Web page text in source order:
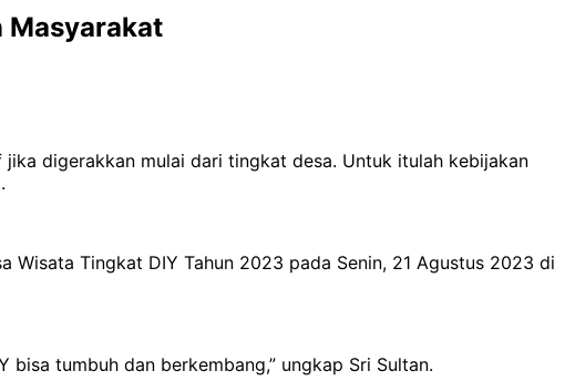
Masyarakat
digerakkan mulai dari tingkat desa. Untuk itulah kebijakan
Wisata Tingkat DIY Tahun 2023 pada Senin, 21 Agustus 2023 di
tumbuh dan berkembang,” ungkap Sri Sultan.